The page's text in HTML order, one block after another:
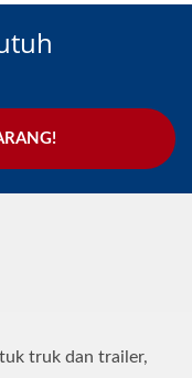
truk dan trailer,